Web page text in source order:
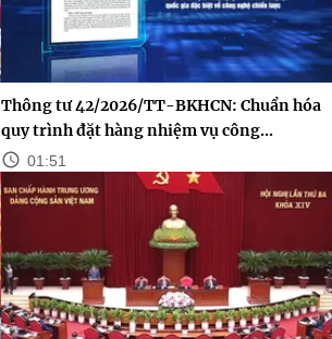
Thông tư 42/2026/TT-BKHCN: Chuẩn hóa
quy trình đặt hàng nhiệm vụ công...
01:51